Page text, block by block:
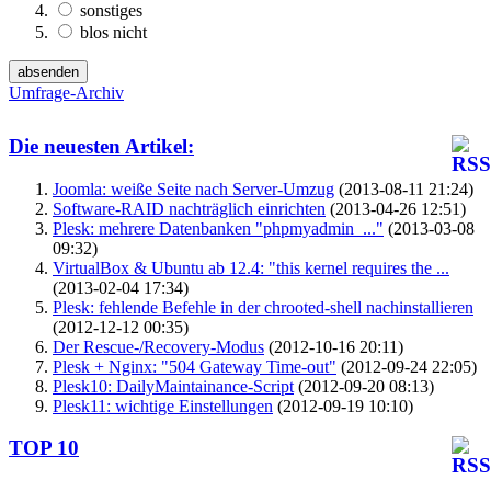
sonstiges
blos nicht
Umfrage-Archiv
Die neuesten Artikel:
Joomla: weiße Seite nach Server-Umzug (2013-08-11 21:24)
Software-RAID nachträglich einrichten (2013-04-26 12:51)
Plesk: mehrere Datenbanken "phpmyadmin_..." (2013-03-08
09:32)
VirtualBox & Ubuntu ab 12.4: "this kernel requires the ...
(2013-02-04 17:34)
Plesk: fehlende Befehle in der chrooted-shell nachinstallieren
(2012-12-12 00:35)
Der Rescue-/Recovery-Modus (2012-10-16 20:11)
Plesk + Nginx: "504 Gateway Time-out" (2012-09-24 22:05)
Plesk10: DailyMaintainance-Script (2012-09-20 08:13)
Plesk11: wichtige Einstellungen (2012-09-19 10:10)
TOP 10